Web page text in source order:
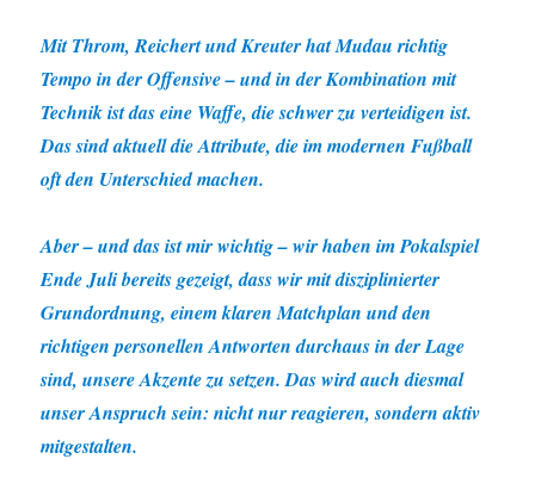
Mit Throm, Reichert und Kreuter hat Mudau richtig
Tempo in der Offensive – und in der Kombination mit
Technik ist das eine Waffe, die schwer zu verteidigen ist.
Das sind aktuell die Attribute, die im modernen Fußball
oft den Unterschied machen.
Aber – und das ist mir wichtig – wir haben im Pokalspiel
Ende Juli bereits gezeigt, dass wir mit disziplinierter
Grundordnung, einem klaren Matchplan und den
richtigen personellen Antworten durchaus in der Lage
sind, unsere Akzente zu setzen. Das wird auch diesmal
unser Anspruch sein: nicht nur reagieren, sondern aktiv
mitgestalten.